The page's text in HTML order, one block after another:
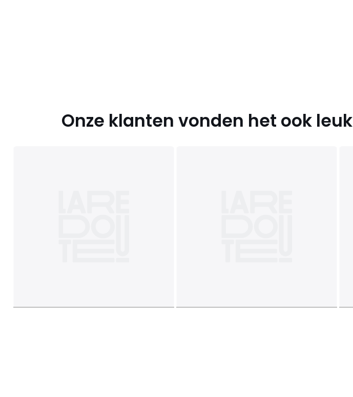
Onze klanten vonden het ook leuk